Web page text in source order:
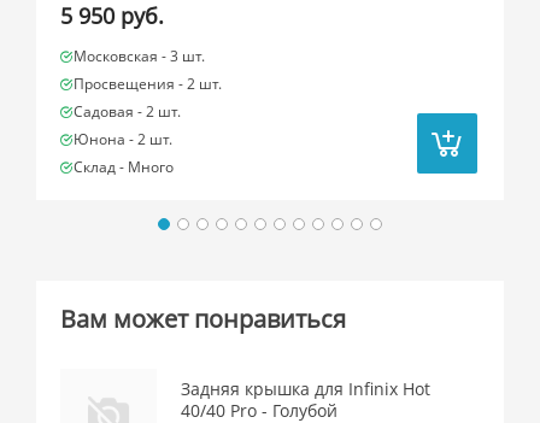
5 950 руб.
Московская -3 шт.
Просвещения -2 шт.
Садовая -2 шт.
Юнона -2 шт.
Склад - Много
Вам может понравиться
Задняя крышка для Infinix Hot
40/40 Pro - Голубой